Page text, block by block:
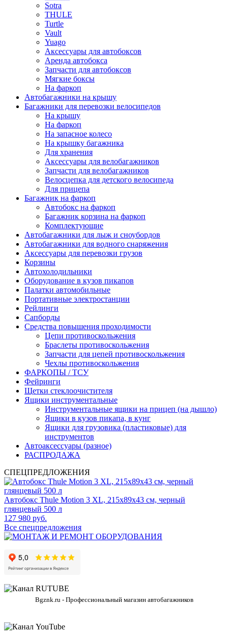
Sotra
THULE
Turtle
Vault
Yuago
Аксессуары для автобоксов
Аренда автобокса
Запчасти для автобоксов
Мягкие боксы
На фаркоп
Автобагажники на крышу
Багажники для перевозки велосипедов
На крышу
На фаркоп
На запасное колесо
На крышку багажника
Для хранения
Аксессуары для велобагажников
Запчасти для велобагажников
Велосцепка для детского велосипеда
Для прицепа
Багажник на фаркоп
Автобокс на фаркоп
Багажник корзина на фаркоп
Комплектующие
Автобагажники для лыж и сноубордов
Автобагажники для водного снаряжения
Аксессуары для перевозки грузов
Корзины
Автохолодильники
Оборудование в кузов пикапов
Палатки автомобильные
Портативные электростанции
Рейлинги
Сапборды
Средства повышения проходимости
Цепи противоскольжения
Браслеты противоскольжения
Запчасти для цепей противоскольжения
Чехлы противоскольжения
ФАРКОПЫ / ТСУ
Фейринги
Щетки стеклоочистителя
Ящики инструментальные
Инструментальные ящики на прицеп (на дышло)
Ящики в кузов пикапа, в кунг
Ящики для грузовика (пластиковые) для
инструментов
Автоаксессуары (разное)
РАСПРОДАЖА
СПЕЦПРЕДЛОЖЕНИЯ
Автобокс Thule Motion 3 XL, 215x89x43 см, черный
глянцевый 500 л
127 980 руб.
Все спецпредложения
Bgznk.ru - Профессиональный магазин автобагажников